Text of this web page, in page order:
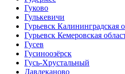
Гуково
Гулькевичи
Гурьевск Калининградская
Гурьевск Кемеровская
Гусев
Гусиноозёрск
Гусь-Хрустальный
Давлеканово